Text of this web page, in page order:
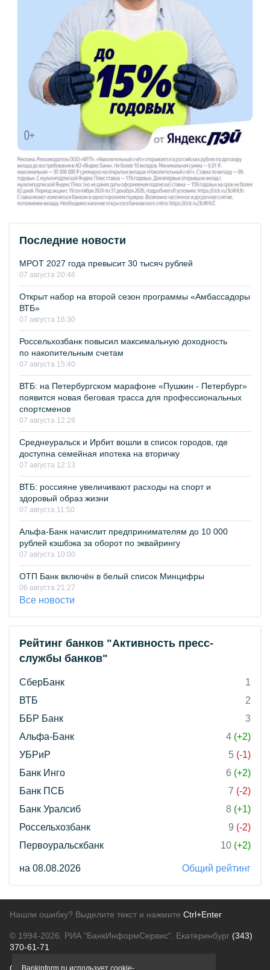
Последние новости
МРОТ 2027 года превысит 30 тысяч рублей
07 августа 20:46
Открыт набор на второй сезон программы «Амбассадоры
ВТБ»
07 августа 16:30
Россельхозбанк повысил максимальную доходность
по накопительным счетам
07 августа 15:40
ВТБ: на Петербургском марафоне «Пушкин - Петербург»
появится новая беговая трасса для профессиональных
спортсменов
07 августа 12:28
Среднеуральск и Ирбит вошли в список городов, где
доступна семейная ипотека на вторичку
07 августа 12:13
ВТБ: россияне увеличивают расходы на спорт и
здоровый образ жизни
07 августа 11:50
Альфа-Банк начислит предпринимателям до 10 000
рублей кэшбэка за оборот по эквайрингу
07 августа 10:00
ОТП Банк включён в белый список Минцифры
06 августа 21:27
Все новости
Рейтинг банков "Активность пресс-
службы банков"
СберБанк
1
ВТБ
2
ББР Банк
3
Альфа-Банк
4 (+2)
УБРиР
5 (-1)
Банк Инго
6 (+2)
Банк ПСБ
7 (-2)
Банк Уралсиб
8 (+1)
Россельхозбанк
9 (-2)
Первоуральскбанк
10 (+2)
на 08.08.2026 Общий рейтинг
Нашли ошибку? Выделите текст и нажмите Ctrl+Enter
© 1994-2026. РИА "БанкИнформСервис". Екатеринбург (343)
370-61-71
Bankinform.ru использует cookie-